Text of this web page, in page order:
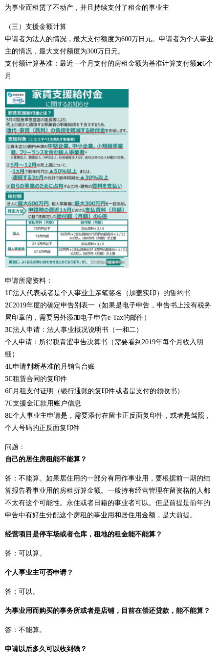
为事业而租赁了不动产，并且持续支付了租金的事业主
（三）支援金额计算
申请者为法人的情况，最大支付额度为600万日元。申请者为个人事业
主的情况，最大支付额度为300万日元。
支付额计算基准：最近一个月支付的房租金额为基准计算支付额✖️6个
月
申请所需资料：
1⃣️法人代表或者是个人事业主亲笔签名（加盖实印）的誓约书
2⃣️2019年度的确定申告别表一（如果是电子申告，申告书上没有税务
局印章的，需要另外添加电子申告e-Tax的邮件）
3⃣️法人申请：法人事业概况说明书（一和二）
个人申请：所得税青涩申告决算书（需要看到2019年每个月收入明
细）
4⃣️申请判断基准的月销售台账
5⃣️租赁合同的复印件
6⃣️月租支付证明（银行通账的复印件或者是支付的领收书）
7⃣️支援金汇款用账户信息
8⃣️个人事业主申请是，需要添付在留卡正反面复印件，或者是驾照，
个人号码的正反面复印件
问题：
自己的居住房租能不能算？
答：不能算。如果居住用的一部分有用作事业用，要根据前一期的结
算报告看事业用的房租折算金额。一般持有经营管理在留资格的人都
不太有这个可能性。永住或者日籍的事业者可以。但是前提是前年的
申告中有好生分配这个房租的事业用和居住用金额，是大前提。
经营项目是停车场或者仓库，租地的租金能不能算？
答：可以算。
个人事业主可否申请？
答：可以。
为事业用而购买的事务所或者是店铺，目前在偿还贷款，能不能算？
答：不能算。
申请以后多久可以收到钱？